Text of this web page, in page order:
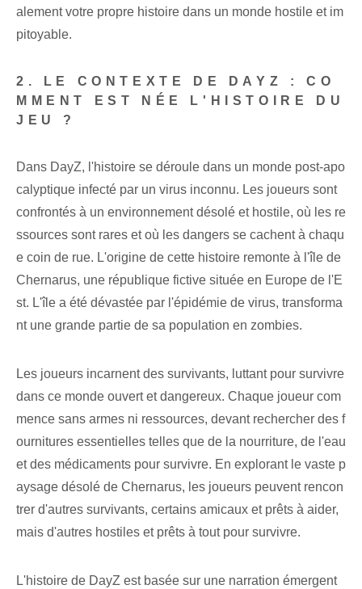
alement votre propre histoire dans un monde hostile et im
pitoyable.
2. LE CONTEXTE DE DAYZ : CO
MMENT EST NÉE L'HISTOIRE DU
JEU ?
Dans DayZ, l'histoire se déroule dans un monde post-apo
calyptique infecté par un virus inconnu. Les joueurs sont
confrontés à un environnement désolé et hostile, où les re
ssources sont rares et où les dangers se cachent à chaqu
e coin de rue. L'origine de cette histoire remonte à l'île de
Chernarus, une république fictive située en Europe de l'E
st. L'île a été dévastée par l'épidémie de virus, transforma
nt une grande partie de sa population en zombies.
Les joueurs incarnent des survivants, luttant pour survivre
dans ce monde ouvert et dangereux. Chaque joueur com
mence sans armes ni ressources, devant rechercher des f
ournitures essentielles telles que de la nourriture, de l'eau
et des médicaments pour survivre. En explorant le vaste p
aysage désolé de Chernarus, les joueurs peuvent rencon
trer d'autres survivants, certains amicaux et prêts à aider,
mais d'autres hostiles et prêts à tout pour survivre.
L'histoire de DayZ est basée sur une narration émergent